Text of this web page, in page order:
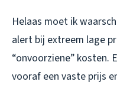
Helaas moet ik
alert bij extreem lage
“onvoorziene” kosten.
vooraf een vaste prijs